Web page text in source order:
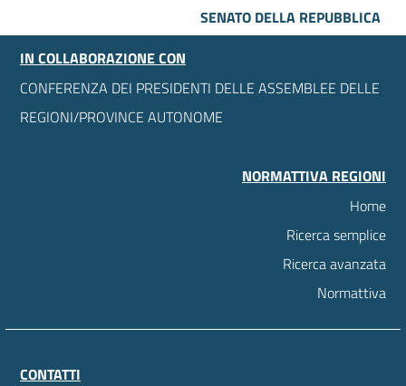
SENATO DELLA REPUBBLICA
IN COLLABORAZIONE CON
CONFERENZA DEI PRESIDENTI DELLE ASSEMBLEE DELLE
REGIONI/PROVINCE AUTONOME
NORMATTIVA REGIONI
Home
Ricerca semplice
Ricerca avanzata
Normattiva
CONTATTI